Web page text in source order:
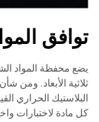
توافق
يضع محفظة المواد
ثلاثية الأبعاد. ومن
البلاستيك الحراري
كل مادة لاختبارات